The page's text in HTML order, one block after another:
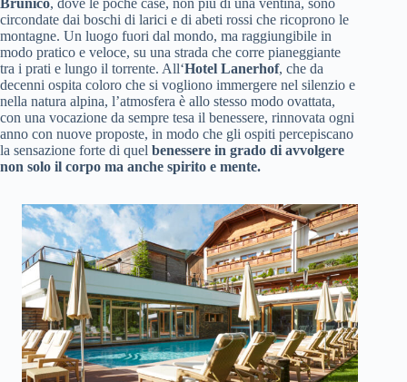
Brunico, dove le poche case, non più di una ventina, sono
circondate dai boschi di larici e di abeti rossi che ricoprono le
montagne. Un luogo fuori dal mondo, ma raggiungibile in
modo pratico e veloce, su una strada che corre pianeggiante
tra i prati e lungo il torrente. All‘Hotel Lanerhof, che da
decenni ospita coloro che si vogliono immergere nel silenzio e
nella natura alpina, l’atmosfera è allo stesso modo ovattata,
con una vocazione da sempre tesa il benessere, rinnovata ogni
anno con nuove proposte, in modo che gli ospiti percepiscano
la sensazione forte di quel benessere in grado di avvolgere
non solo il corpo ma anche spirito e mente.